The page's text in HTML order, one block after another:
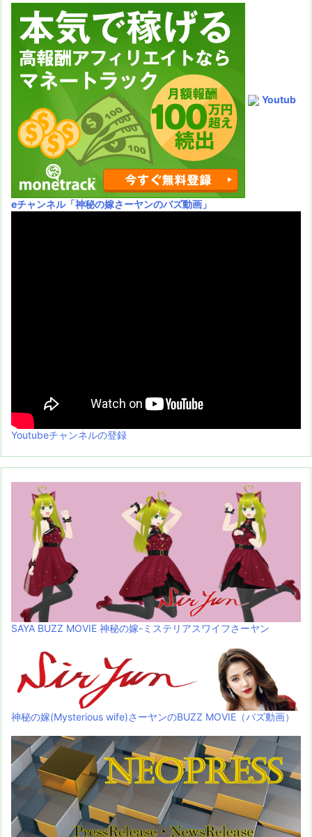
Youtub
eチャンネル「神秘の嫁さーヤンのバズ動画」
Youtubeチャンネルの登録
SAYA BUZZ MOVIE 神秘の嫁-ミステリアスワイフさーヤン
神秘の嫁(Mysterious wife)さーヤンのBUZZ MOVIE（バズ動画）